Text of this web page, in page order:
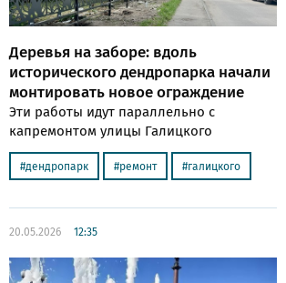
Деревья на заборе: вдоль
исторического дендропарка начали
монтировать новое ограждение
Эти работы идут параллельно с
капремонтом улицы Галицкого
дендропарк ремонт галицкого
20.05.2026 12:35